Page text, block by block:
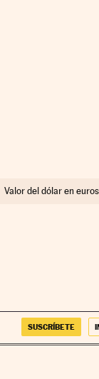
Valor del dólar en euros
SUSCRÍBETE